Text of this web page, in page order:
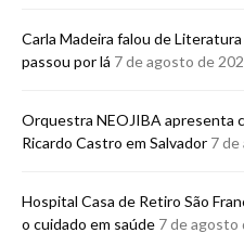
Carla Madeira falou de
passou por lá 7 de agosto de
Orquestra NEOJIBA apresenta
Ricardo Castro em Salvador 7
Hospital Casa de Retiro São
o cuidado em saúde 7 de agosto